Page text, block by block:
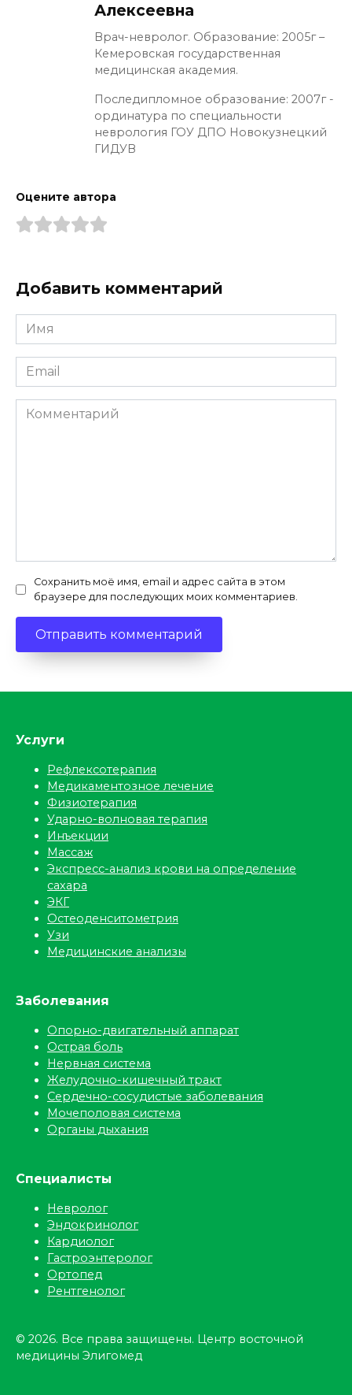
Алексеевна
Врач-невролог. Образование: 2005г –
Кемеровская государственная
медицинская академия.
Последипломное образование: 2007г -
ординатура по специальности
неврология ГОУ ДПО Новокузнецкий
ГИДУВ
Оцените автора
Добавить комментарий
Имя
*
Email
*
Комментарий
Сохранить моё имя, email и адрес сайта в этом
браузере для последующих моих комментариев.
Услуги
Рефлексотерапия
Медикаментозное лечение
Физиотерапия
Ударно-волновая терапия
Инъекции
Массаж
Экспресс-анализ крови на определение
сахара
ЭКГ
Остеоденситометрия
Узи
Медицинские анализы
Заболевания
Опорно-двигательный аппарат
Острая боль
Нервная система
Желудочно-кишечный тракт
Сердечно-сосудистые заболевания
Мочеполовая система
Органы дыхания
Специалисты
Невролог
Эндокринолог
Кардиолог
Гастроэнтеролог
Ортопед
Рентгенолог
© 2026. Все права защищены. Центр восточной
медицины Элигомед